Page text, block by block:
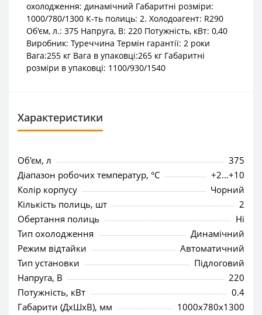
охолодження: динамічний Габаритні розміри:
1000/780/1300 К-ть полиць: 2. Холодоагент: R290
Об'єм, л.: 375 Напруга, В: 220 Потужність, кВт: 0,40
Виробник: Туреччина Термін гарантії: 2 роки
Вага:255 кг Вага в упаковці:265 кг Габаритні
розміри в упаковці: 1100/930/1540
Характеристики
Об'єм, л
375
Діапазон робочих температур, °C
+2...+10
Колір корпусу
Чорний
Кількість полиць, шт
2
Обертання полиць
Ні
Тип охолодження
Динамічний
Режим відтайки
Автоматичний
Тип установки
Підлоговий
Напруга, В
220
Потужність, кВт
0.4
Габарити (ДхШхВ), мм
1000x780x1300